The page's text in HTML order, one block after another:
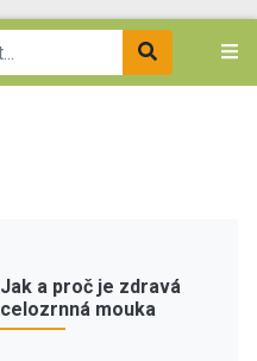
Jak a proč je zdravá
celozrnná mouka